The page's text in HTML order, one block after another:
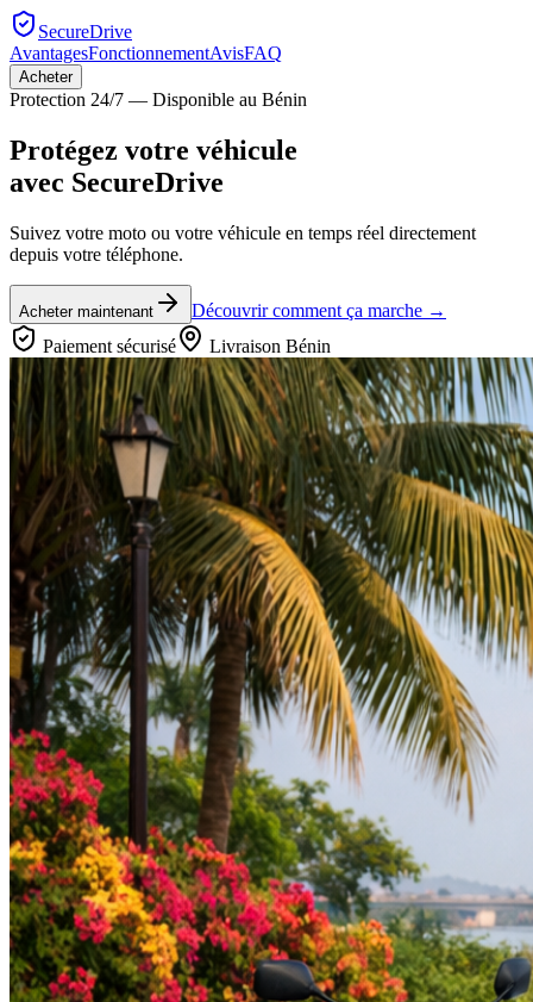
SecureDrive
AvantagesFonctionnementAvisFAQ
Acheter
Protection 24/7 — Disponible au Bénin
Protégez votre véhicule
avec SecureDrive
Suivez votre moto ou votre véhicule en temps réel directement
depuis votre téléphone.
Acheter maintenant
Découvrir comment ça marche →
Paiement sécurisé
Livraison Bénin